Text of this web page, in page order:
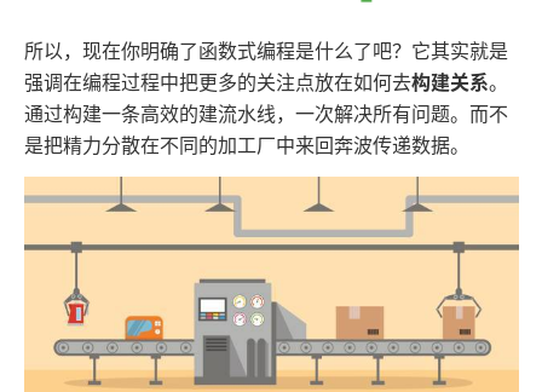
所以，现在你明确了函数式编程是什么了吧？它其实就是
强调在编程过程中把更多的关注点放在如何去构建关系。
通过构建一条高效的建流水线，一次解决所有问题。而不
是把精力分散在不同的加工厂中来回奔波传递数据。